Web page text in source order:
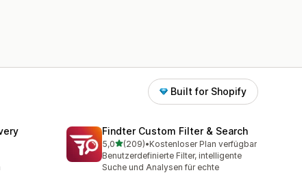
Built for Shopify
Findter Custom Filter & Search
5,0von 5 Sternen
(209)
209 Rezensionen insgesamt
•Kostenloser Plan verfügbar
Benutzerdefinierte Filter, intelligente
Suche und Analysen für echte